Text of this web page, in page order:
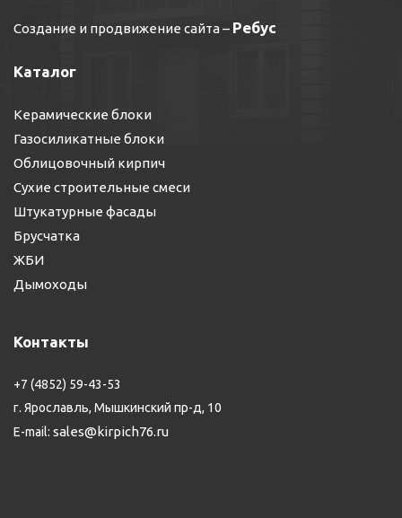
Создание и продвижение сайта– Ребус
Каталог
Керамические блоки
Газосиликатные блоки
Облицовочный кирпич
Сухие строительные смеси
Штукатурные фасады
Брусчатка
ЖБИ
Дымоходы
Контакты
+7 (4852) 59-43-53
г. Ярославль, Мышкинский пр-д, 10
E-mail: sales@kirpich76.ru